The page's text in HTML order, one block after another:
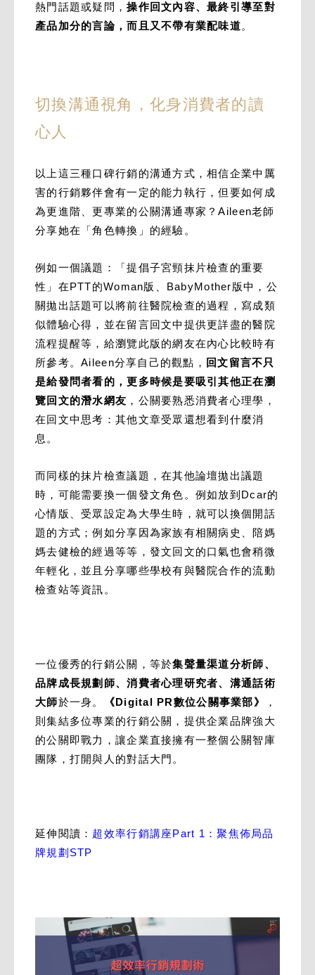
熱門話題或疑問，操作回文內容、最終引導至對
產品加分的言論，而且又不帶有業配味道。
切換溝通視角，化身消費者的讀
心人
以上這三種口碑行銷的溝通方式，相信企業中厲
害的行銷夥伴會有一定的能力執行，但要如何成
為更進階、更專業的公關溝通專家？Aileen老師
分享她在「角色轉換」的經驗。
例如一個議題：「提倡子宮頸抹片檢查的重要
性」在PTT的Woman版、BabyMother版中，公
關拋出話題可以將前往醫院檢查的過程，寫成類
似體驗心得，並在留言回文中提供更詳盡的醫院
流程提醒等，給瀏覽此版的網友在內心比較時有
所參考。Aileen分享自己的觀點， 回文留言不只
是給發問者看的，更多時候是要吸引其他正在瀏
覽回文的潛水網友 ，公關要熟悉消費者心理學，
在回文中思考：其他文章受眾還想看到什麼消
息。
而同樣的抹片檢查議題，在其他論壇拋出議題
時，可能需要換一個發文角色。例如放到Dcar的
心情版、受眾設定為大學生時，就可以換個開話
題的方式；例如分享因為家族有相關病史、陪媽
媽去健檢的經過等等，發文回文的口氣也會稍微
年輕化，並且分享哪些學校有與醫院合作的流動
檢查站等資訊。
一位優秀的行銷公關，等於集聲量渠道分析師、
品牌成長規劃師、消費者心理研究者、溝通話術
大師於一身。 《Digital PR數位公關事業部》
，
則集結多位專業的行銷公關，提供企業品牌強大
的公關即戰力，讓企業直接擁有一整個公關智庫
團隊，打開與人的對話大門。
延伸閱讀： 超效率行銷講座Part 1：聚焦佈局品
牌規劃STP